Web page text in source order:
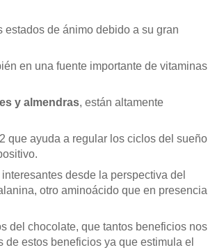
de ánimo debido a su gran
en una fuente importante de vitaminas
y almendras, están altamente
que ayuda a regular los ciclos del sueño
desde la perspectiva del
otro aminoácido que en presencia
del chocolate, que tantos beneficios nos
estos beneficios ya que estimula el